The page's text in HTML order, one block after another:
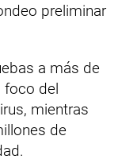
preliminar
a más de
foco del
mientras
de